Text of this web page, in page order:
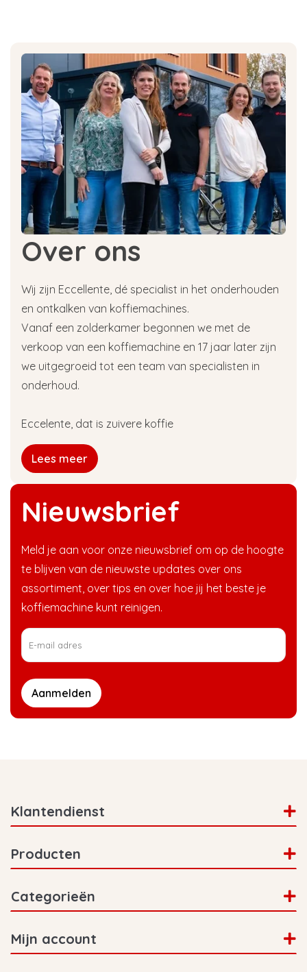
Nieuwsbrief
Meld je aan voor onze nieuwsbrief om op de hoogte
te blijven van de nieuwste updates over ons
assortiment, over tips en over hoe jij het beste je
koffiemachine kunt reinigen.
Aanmelden
Over ons
Wij zijn Eccellente, dé specialist in het onderhouden
en ontkalken van koffiemachines.
Vanaf een zolderkamer begonnen we met de
verkoop van een koffiemachine en 17 jaar later zijn
we uitgegroeid tot een team van specialisten in
onderhoud.
Eccelente, dat is zuivere koffie
Lees meer
Klantendienst
Producten
Categorieën
Mijn account